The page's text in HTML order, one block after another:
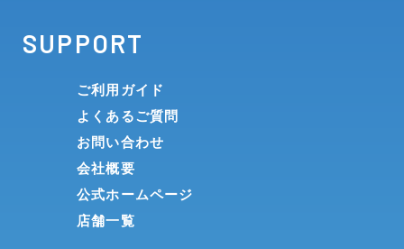
SUPPORT
ご利用ガイド
よくあるご質問
お問い合わせ
会社概要
公式ホームページ
店舗一覧